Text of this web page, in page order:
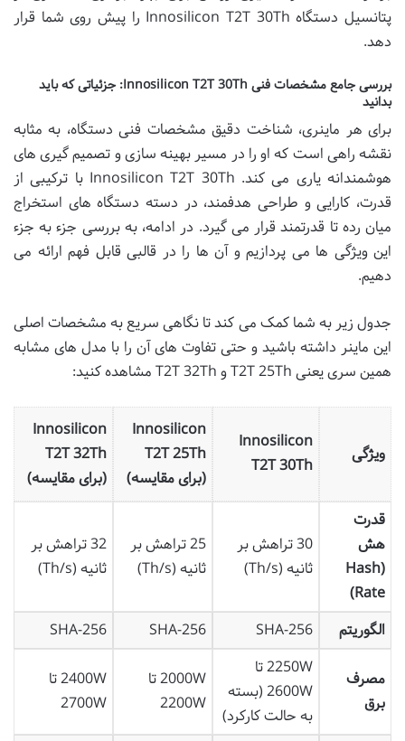
پتانسیل دستگاه Innosilicon T2T 30Th را پیش روی شما قرار
دهد.
بررسی جامع مشخصات فنی Innosilicon T2T 30Th: جزئیاتی که باید
بدانید
برای هر ماینری، شناخت دقیق مشخصات فنی دستگاه، به مثابه
نقشه راهی است که او را در مسیر بهینه سازی و تصمیم گیری های
هوشمندانه یاری می کند. Innosilicon T2T 30Th با ترکیبی از
قدرت، کارایی و طراحی هدفمند، در دسته دستگاه های استخراج
میان رده تا قدرتمند قرار می گیرد. در ادامه، به بررسی جزء به جزء
این ویژگی ها می پردازیم و آن ها را در قالبی قابل فهم ارائه می
دهیم.
جدول زیر به شما کمک می کند تا نگاهی سریع به مشخصات اصلی
این ماینر داشته باشید و حتی تفاوت های آن را با مدل های مشابه
همین سری یعنی T2T 25Th و T2T 32Th مشاهده کنید:
ویژگی
Innosilicon
T2T 30Th
Innosilicon
T2T 25Th
(برای مقایسه)
Innosilicon
T2T 32Th
(برای مقایسه)
قدرت
هش
(Hash
Rate)
30 تراهش بر
ثانیه (Th/s)
25 تراهش بر
ثانیه (Th/s)
32 تراهش بر
ثانیه (Th/s)
الگوریتم SHA-256
SHA-256
SHA-256
مصرف
برق
2250W تا
2600W (بسته
به حالت کارکرد)
2000W تا
2200W
2400W تا
2700W